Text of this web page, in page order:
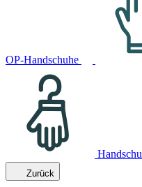
OP-Handschuhe
Zurück